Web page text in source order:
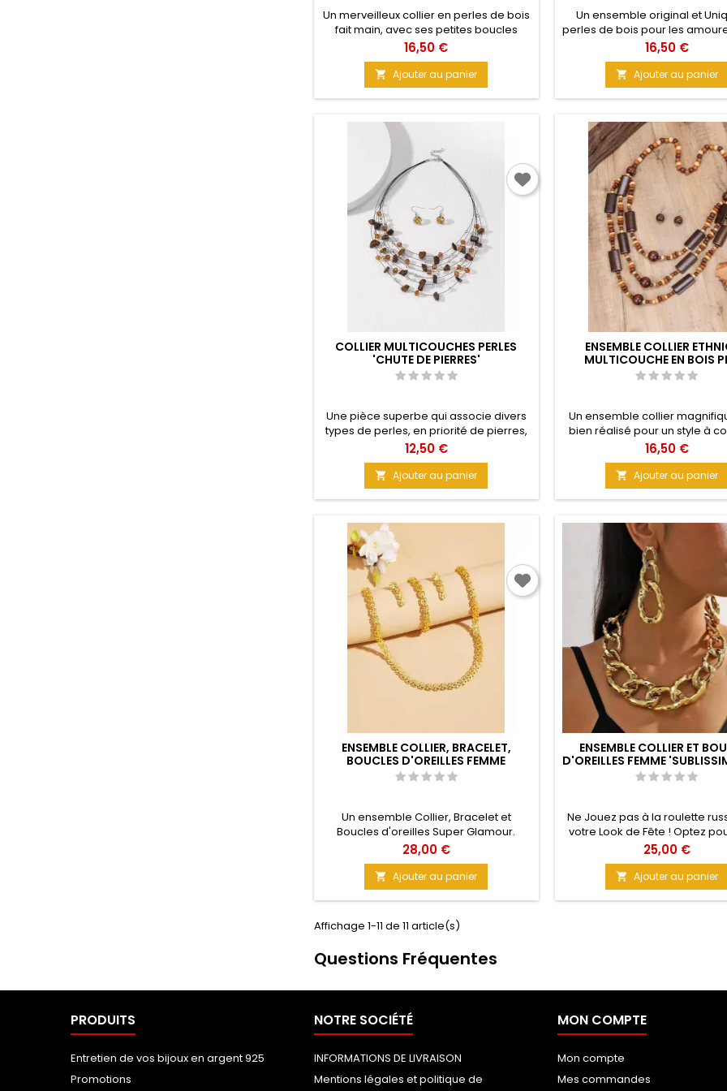
Un merveilleux collier en perles de bois
fait main, avec ses petites boucles
d'oreilles. Soyez rayonnante de beauté
naturelle cet été, avec cet ensemble
de bijoux ethniques et une petite robe
décolletée ! Matière : Bois Taille : 72 cm
Prix
16,50 €
 Ajouter au panier
Un ensemble original et
perles de bois pour les
produits naturels fait main.
admirerez encore et encore
miroir tant l'image sera
surtout avec un beau
Matière : Bois Taille : 80
Prix
16,50 €
 Ajouter au panier
COLLIER MULTICOUCHES PERLES
'CHUTE DE PIERRES'
Une pièce superbe qui associe divers
types de perles, en priorité de pierres,
pour un résultat accrocheur. Ornez
votre cou de cette pièce sublime en
toute simplicité. Taille : 45 cm Couleur :
Marron
Prix
12,50 €
 Ajouter au panier
ENSEMBLE COLLIER
MULTICOUCHE EN BOIS
'’LONGILIGNE"
Un ensemble collier
bien réalisé pour un style à
souffle. Un mélange de
harmonieux, des formes
un cocktail boisé. Idéal
femmes Plantureuses.
Taille : 90 cm
Prix
16,50 €
 Ajouter au panier
ENSEMBLE COLLIER, BRACELET,
BOUCLES D'OREILLES FEMME
'KOEURILLONS'
Un ensemble Collier, Bracelet et
Boucles d'oreilles Super Glamour.
Ajoutez Grâce à votre poignet avec le
bracelet femme cœurs, Arborer le Chic
à votre cou avec le collier assorti, et
Rayonnez pour vos soirées les plus
chics. Matière : Alliage de zinc doré
Taille collier : 44 cm Taille bracelet : 20
cm Taille boucles d'oreilles : 3 cm
Prix
28,00 €
 Ajouter au panier
ENSEMBLE COLLIER ET
D'OREILLES FEMME
Ne Jouez pas à la roulette
votre Look de Fête ! Optez
ensemble Glamour et Chic !
Grosses Mailles légères et
à garder toute la Nuit !
Sophistication assurée pour
habillées ! Taille collier : 45
Prix
25,00 €
 Ajouter au panier
Affichage 1-11 de 11 article(s)
Questions Fréquentes
PRODUITS
Entretien de vos bijoux en argent 925
Promotions
NOTRE SOCIÉTÉ
INFORMATIONS DE LIVRAISON
Mentions légales et politique de
MON COMPTE
Mon compte
Mes commandes